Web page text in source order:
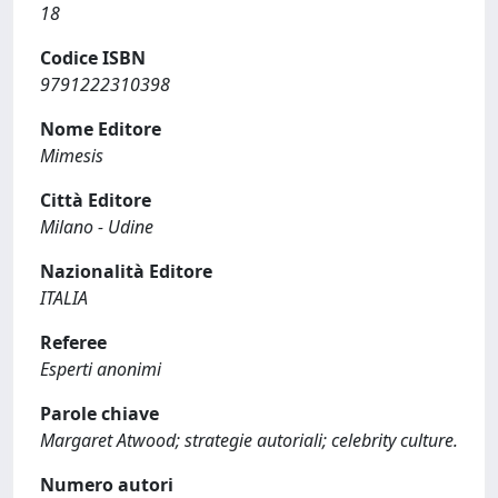
18
Codice ISBN
9791222310398
Nome Editore
Mimesis
Città Editore
Milano - Udine
Nazionalità Editore
ITALIA
Referee
Esperti anonimi
Parole chiave
Margaret Atwood; strategie autoriali; celebrity culture.
Numero autori